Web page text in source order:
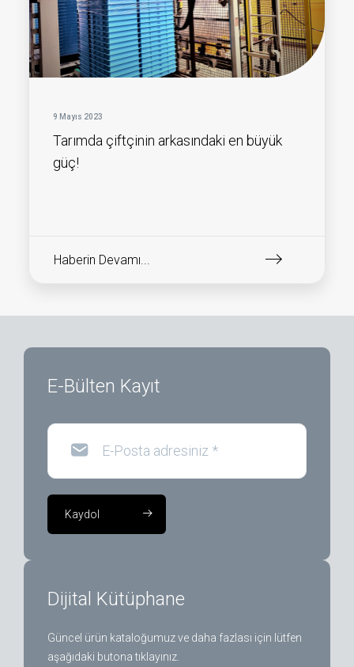
9 Mayıs 2023
Tarımda çiftçinin arkasındaki en büyük
güç!
Haberin Devamı...
E-Bülten Kayıt
E-Posta adresiniz *
Kaydol
Dijital Kütüphane
Güncel ürün kataloğumuz ve daha fazlası için lütfen
aşağıdaki butona tıklayınız.